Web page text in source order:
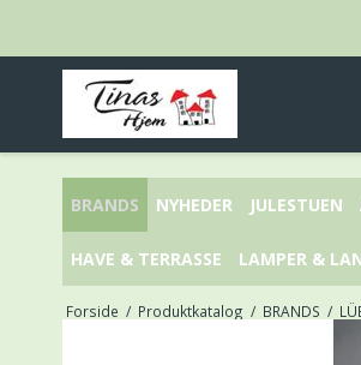
BRANDS NYHEDER JULESTUEN
HAVE & TERRASSE LAMPER &
Forside / Produktkatalog / BRANDS /